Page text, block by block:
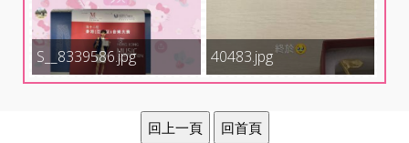
S__8339586.jpg 40483.jpg